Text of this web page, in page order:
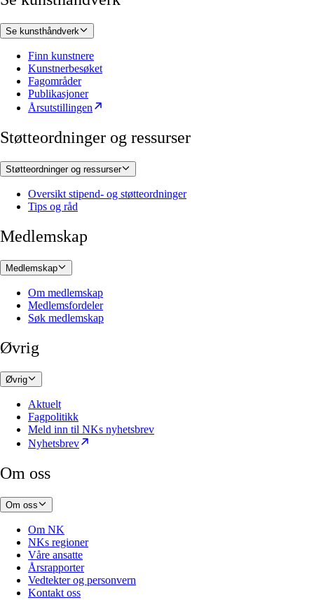
Se kunsthåndverk
Finn kunstnere
Kunstnerbesøket
Fagområder
Publikasjoner
Årsutstillingen
Støtteordninger og ressurser
Støtteordninger og ressurser
Oversikt stipend- og støtteordninger
Tips og råd
Medlemskap
Medlemskap
Om medlemskap
Medlemsfordeler
Søk medlemskap
Øvrig
Øvrig
Aktuelt
Fagpolitikk
Meld inn til NKs nyhetsbrev
Nyhetsbrev
Om oss
Om oss
Om NK
NKs regioner
Våre ansatte
Årsrapporter
Vedtekter og personvern
Kontakt oss